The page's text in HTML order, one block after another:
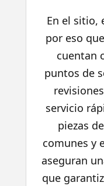
En el sitio,
por eso
cuentan
puntos de
servicio
piezas
comunes y
aseguran
que